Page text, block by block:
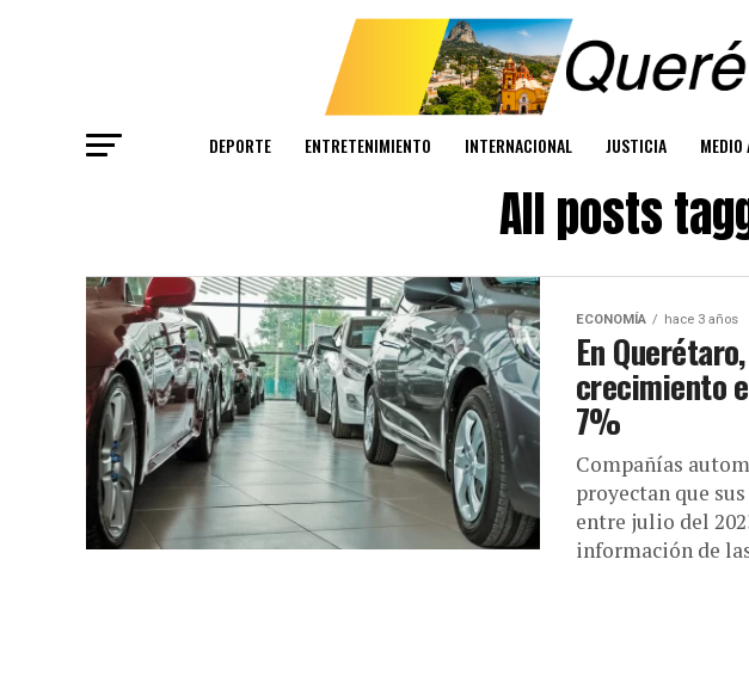
DEPORTE ENTRETENIMIENTO INTERNACIONAL JUSTICIA
All posts
ECONOMÍA hace 3 años
En
crecimiento
7%
Compañías
proyectan que
entre julio del
información de